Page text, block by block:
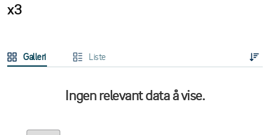
x3
Galleri Liste
Ingen relevant data å vise.